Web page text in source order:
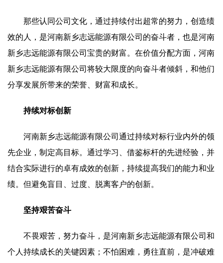
那些认同公司文化，通过持续付出超常的努力，创造绩
效的人，是河南新乡志远能源有限公司的奋斗者，也是河南
新乡志远能源有限公司宝贵的财富。在价值分配方面，河南
新乡志远能源有限公司将较大限度的向奋斗者倾斜，和他们
分享发展所带来的荣誉、财富和成长。
持续对标创新
河南新乡志远能源有限公司通过持续对标行业内外的领
先企业，制定高目标。通过学习、借鉴标杆的先进经验，并
结合实际进行的卓有成效的创新，持续提高我们的能力和业
绩。但避免盲目、过度、脱离客户的创新。
坚持艰苦奋斗
不畏艰苦，努力奋斗，是河南新乡志远能源有限公司和
个人持续成长的关键因素；不怕困难，勇往直前，是冲破难